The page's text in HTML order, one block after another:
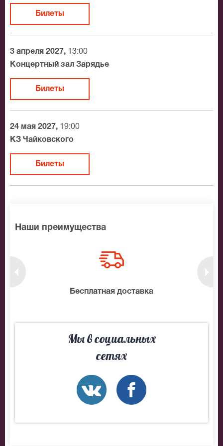
Билеты
3 апреля 2027, 13:00
Концертный зал Зарядье
Билеты
24 мая 2027, 19:00
КЗ Чайковского
Билеты
Наши преимущества
Бесплатная доставка
Мы в социальных
сетях